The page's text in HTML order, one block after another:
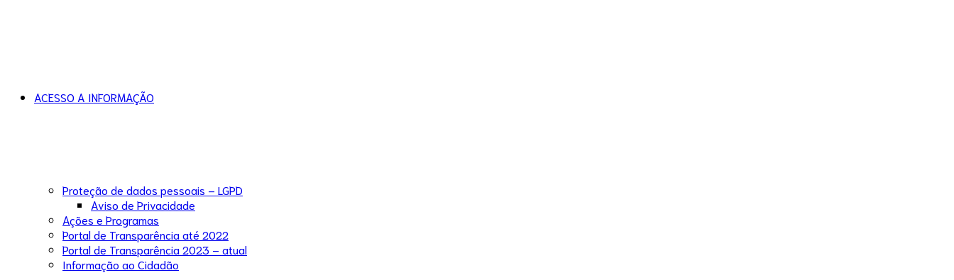
ACESSO A INFORMAÇÃO
Proteção de dados pessoais – LGPD
Aviso de Privacidade
Ações e Programas
Portal de Transparência até 2022
Portal de Transparência 2023 – atual
Informação ao Cidadão